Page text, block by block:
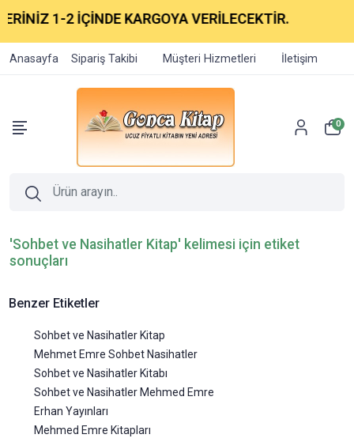
1-2 İÇİNDE KARGOYA VERİLECEKTİR.
Anasayfa Sipariş Takibi Müşteri Hizmetleri İletişim
0
'Sohbet ve Nasihatler Kitap' kelimesi için etiket
sonuçları
Benzer Etiketler
Sohbet ve Nasihatler Kitap
Mehmet Emre Sohbet Nasihatler
Sohbet ve Nasihatler Kitabı
Sohbet ve Nasihatler Mehmed Emre
Erhan Yayınları
Mehmed Emre Kitapları